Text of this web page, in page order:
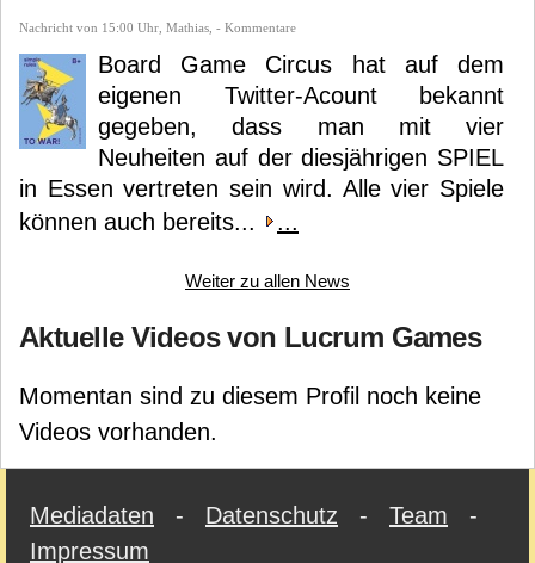
Nachricht von 15:00 Uhr, Mathias, - Kommentare
Board Game Circus hat auf dem
eigenen Twitter-Acount bekannt
gegeben, dass man mit vier
Neuheiten auf der diesjährigen SPIEL
in Essen vertreten sein wird. Alle vier Spiele
können auch bereits...
...
Weiter zu allen News
Aktuelle Videos von Lucrum Games
Momentan sind zu diesem Profil noch keine
Videos vorhanden.
Mediadaten - Datenschutz - Team -
Impressum